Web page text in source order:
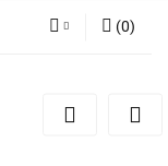
(0)